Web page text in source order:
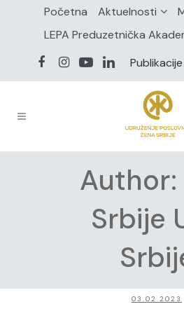
Početna Aktuelnosti
LEPA Preduzetnička
Publikacije
Author:
Srbije
03.02.2023